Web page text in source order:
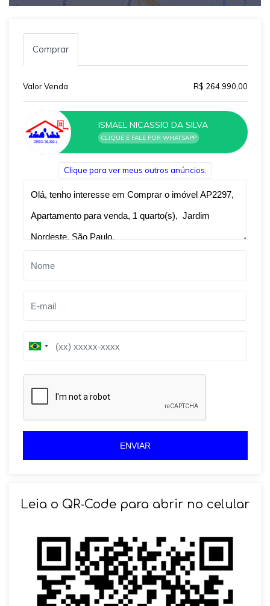
Comprar
Valor Venda R$ 264.990,00
ISMAEL NICASSIO DA SILVA
CLIQUE E FALE POR WHATSAPP
Clique para ver meus outros anúncios.
B
i
l
ENVIAR
Leia o QR-Code para abrir no celular